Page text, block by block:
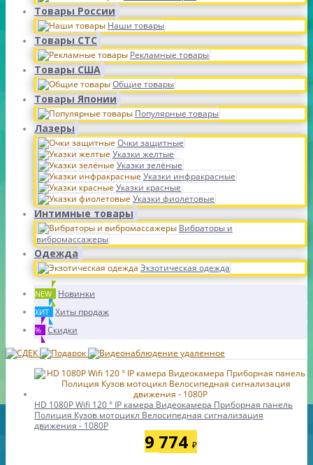
Товары России
Наши товары
Товары СТС
Рекламные товары
Товары США
Общие товары
Товары Японии
Популярные товары
Лазеры
Очки защитные
Указки желтые
Указки зелёные
Указки инфракрасные
Указки красные
Указки фиолетовые
Интимные товары
Вибраторы и
вибромассажеры
Одежда
Экзотическая одежда
NEW Новинки
ХИТ Хиты продаж
% Скидки
HD 1080P Wifi 120 ° IP камера Видеокамера Приборная панель
Полиция Кузов мотоцикл Велосипедная сигнализация
движения - 1080P
9 774 ₽